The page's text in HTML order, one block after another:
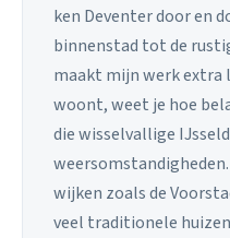
ken Deventer door en
binnenstad tot de
maakt mijn werk extra
woont, weet je hoe
die wisselvallige
wijken zoals de
veel traditionele